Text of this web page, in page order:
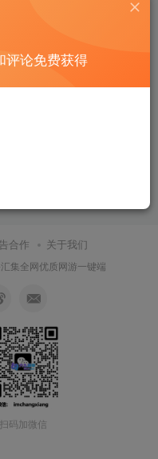
合作 关于我们
集全网优质网游一键端
扫码加微信
评论免费获得